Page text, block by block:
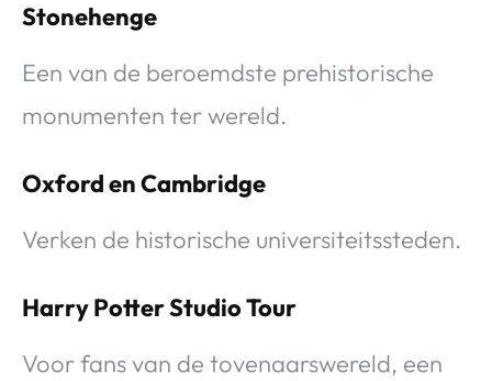
Stonehenge
Een van de beroemdste prehistorische
monumenten ter wereld.
Oxford en Cambridge
Verken de historische universiteitssteden.
Harry Potter Studio Tour
Voor fans van de tovenaarswereld, een